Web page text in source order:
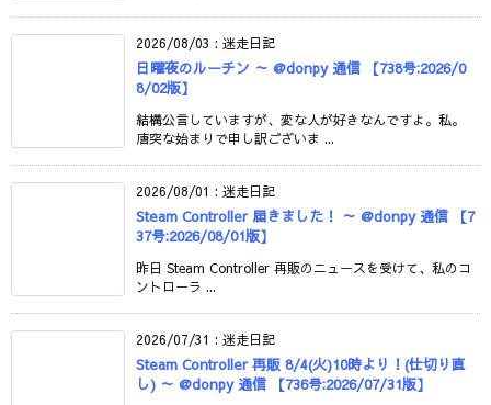
2026/08/03 : 迷走日記
日曜夜のルーチン ～ @donpy 通信 【738号:2026/0
8/02版】
結構公言していますが、変な人が好きなんですよ。私。
唐突な始まりで申し訳ございま ...
2026/08/01 : 迷走日記
Steam Controller 届きました！ ～ @donpy 通信 【7
37号:2026/08/01版】
昨日 Steam Controller 再販のニュースを受けて、私のコ
ントローラ ...
2026/07/31 : 迷走日記
Steam Controller 再販 8/4(火)10時より！(仕切り直
し) ～ @donpy 通信 【736号:2026/07/31版】